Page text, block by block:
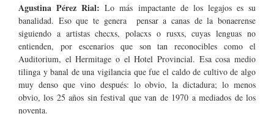
Agustina Pérez Rial: Lo más impactante de los legajos es su
banalidad. Eso que te genera pensar a canas de la bonaerense
siguiendo a artistas checxs, polacxs o rusxs, cuyas lenguas no
entienden, por escenarios que son tan reconocibles como el
Auditorium, el Hermitage o el Hotel Provincial. Esa cosa medio
tilinga y banal de una vigilancia que fue el caldo de cultivo de algo
muy denso que vino después: lo obvio, la dictadura; lo menos
obvio, los 25 años sin festival que van de 1970 a mediados de los
noventa.